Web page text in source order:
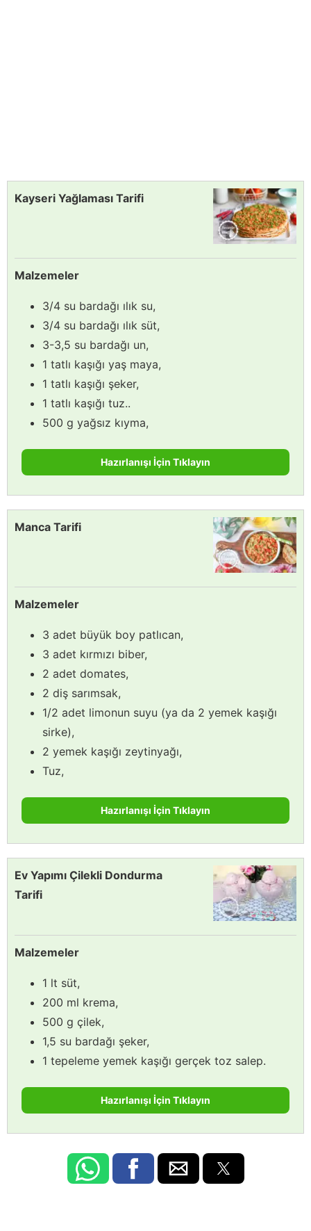
Kayseri Yağlaması Tarifi
Malzemeler
3/4 su bardağı ılık su,
3/4 su bardağı ılık süt,
3-3,5 su bardağı un,
1 tatlı kaşığı yaş maya,
1 tatlı kaşığı şeker,
1 tatlı kaşığı tuz..
500 g yağsız kıyma,
Hazırlanışı İçin Tıklayın
Manca Tarifi
Malzemeler
3 adet büyük boy patlıcan,
3 adet kırmızı biber,
2 adet domates,
2 diş sarımsak,
1/2 adet limonun suyu (ya da 2 yemek kaşığı
sirke),
2 yemek kaşığı zeytinyağı,
Tuz,
Hazırlanışı İçin Tıklayın
Ev Yapımı Çilekli Dondurma
Tarifi
Malzemeler
1 lt süt,
200 ml krema,
500 g çilek,
1,5 su bardağı şeker,
1 tepeleme yemek kaşığı gerçek toz salep.
Hazırlanışı İçin Tıklayın